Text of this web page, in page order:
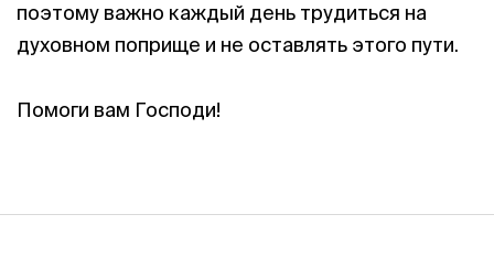
поэтому важно каждый день трудиться на
духовном поприще и не оставлять этого пути.
Помоги вам Господи!